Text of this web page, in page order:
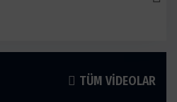
TÜM VIDEOLAR